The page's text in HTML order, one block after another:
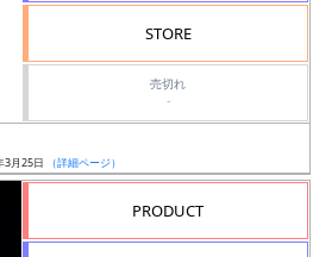
STORE
売切れ
-
3月25日 （詳細ページ）
PRODUCT